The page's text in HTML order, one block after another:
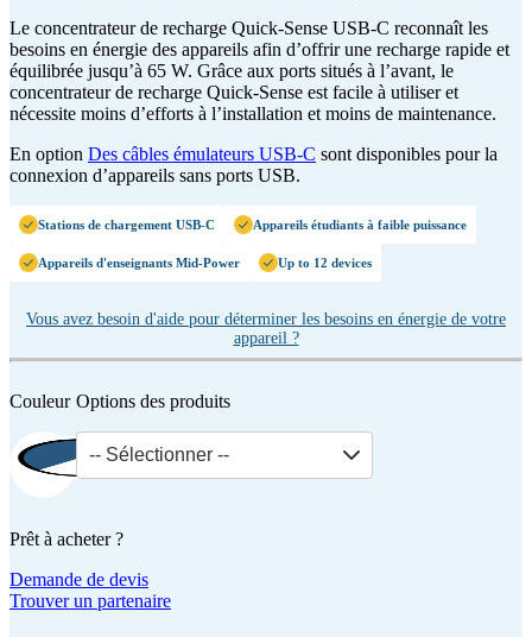
Le concentrateur de recharge Quick-Sense USB-C reconnaît les
besoins en énergie des appareils afin d’offrir une recharge rapide et
équilibrée jusqu’à 65 W. Grâce aux ports situés à l’avant, le
concentrateur de recharge Quick-Sense est facile à utiliser et
nécessite moins d’efforts à l’installation et moins de maintenance.
En option Des câbles émulateurs USB-C sont disponibles pour la
connexion d’appareils sans ports USB.
Stations de chargement USB-C Appareils étudiants à faible puissance
Appareils d'enseignants Mid-Power Up to 12 devices
Vous avez besoin d'aide pour déterminer les besoins en énergie de votre
appareil ?
Couleur Options des produits
-- Sélectionner --
Prêt à acheter ?
Demande de devis
Trouver un partenaire